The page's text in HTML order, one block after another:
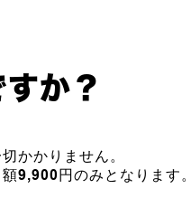
か？
かかりません。
9,900円のみとなります。